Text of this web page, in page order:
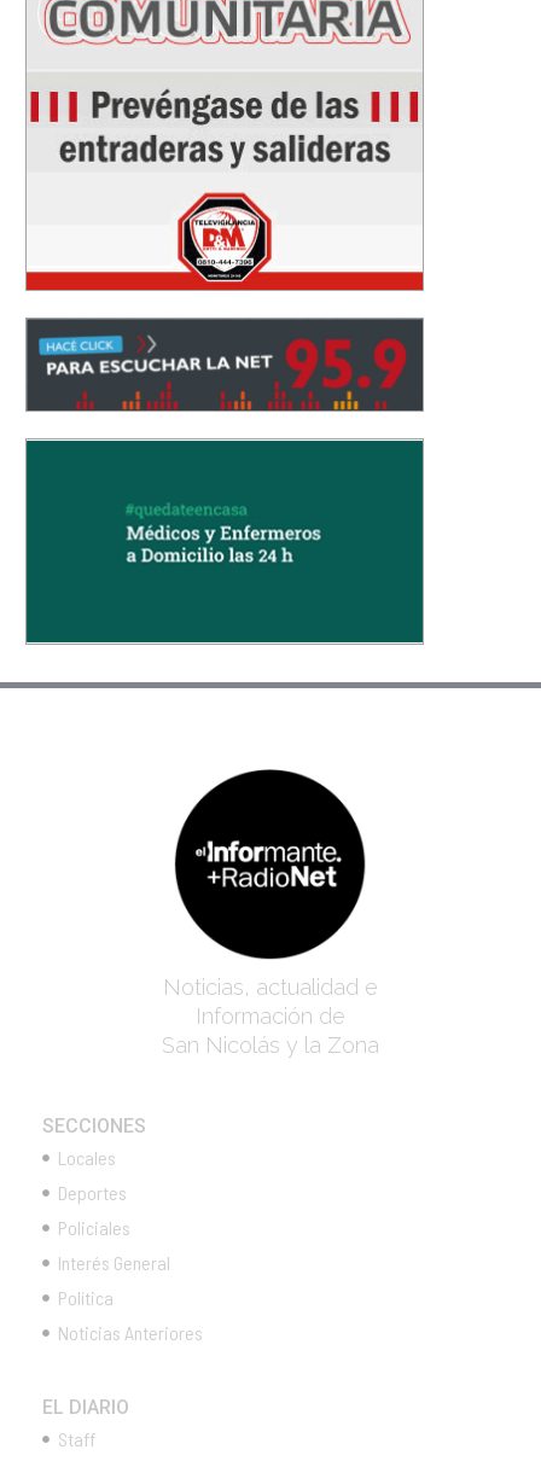
Noticias, actualidad e
Información de
San Nicolás y la Zona
SECCIONES
Locales
Deportes
Policiales
Interés General
Política
Noticias Anteriores
EL DIARIO
Staff